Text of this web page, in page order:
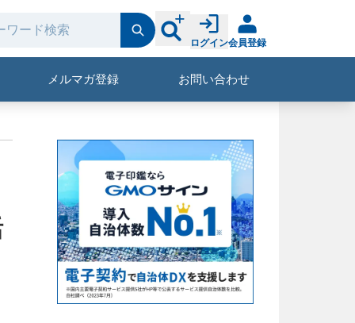
ログイン会員登録
メルマガ登録 お問い合わせ